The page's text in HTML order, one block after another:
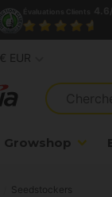
Growshop
€ EUR
Seedstockers